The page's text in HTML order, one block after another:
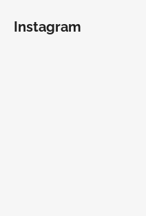
Instagram